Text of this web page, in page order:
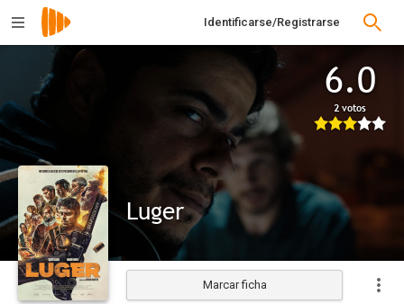
Identificarse/Registrarse
6.0
2 votos
Luger
Marcar ficha